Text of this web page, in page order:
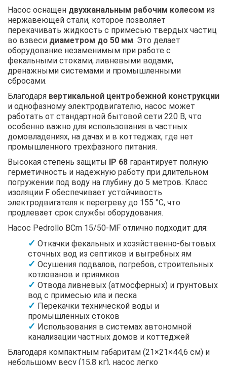
Насос оснащен двухканальным рабочим колесом из
нержавеющей стали, которое позволяет
перекачивать жидкость с примесью твердых частиц
во взвеси диаметром до 50 мм. Это делает
оборудование незаменимым при работе с
фекальными стоками, ливневыми водами,
дренажными системами и промышленными
сбросами.
Благодаря вертикальной центробежной конструкции
и однофазному электродвигателю, насос может
работать от стандартной бытовой сети 220 В, что
особенно важно для использования в частных
домовладениях, на дачах и в коттеджах, где нет
промышленного трехфазного питания.
Высокая степень защиты IP 68 гарантирует полную
герметичность и надежную работу при длительном
погружении под воду на глубину до 5 метров. Класс
изоляции F обеспечивает устойчивость
электродвигателя к перегреву до 155 °C, что
продлевает срок службы оборудования.
Насос Pedrollo BCm 15/50-MF отлично подходит для:
Откачки фекальных и хозяйственно-бытовых
сточных вод из септиков и выгребных ям
Осушения подвалов, погребов, строительных
котлованов и приямков
Отвода ливневых (атмосферных) и грунтовых
вод с примесью ила и песка
Перекачки технической воды и
промышленных стоков
Использования в системах автономной
канализации частных домов и коттеджей
Благодаря компактным габаритам (21×21×44,6 см) и
небольшому весу (15,8 кг), насос легко